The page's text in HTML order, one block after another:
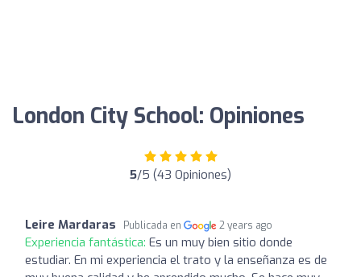
London City School: Opiniones
5/5 (43 Opiniones)
Leire Mardaras Publicada en 2 years ago
Experiencia fantástica: Es un muy bien sitio donde
estudiar. En mi experiencia el trato y la enseñanza es de